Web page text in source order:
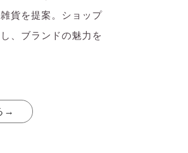
貨を提案。ショップ
、ブランドの魅力を